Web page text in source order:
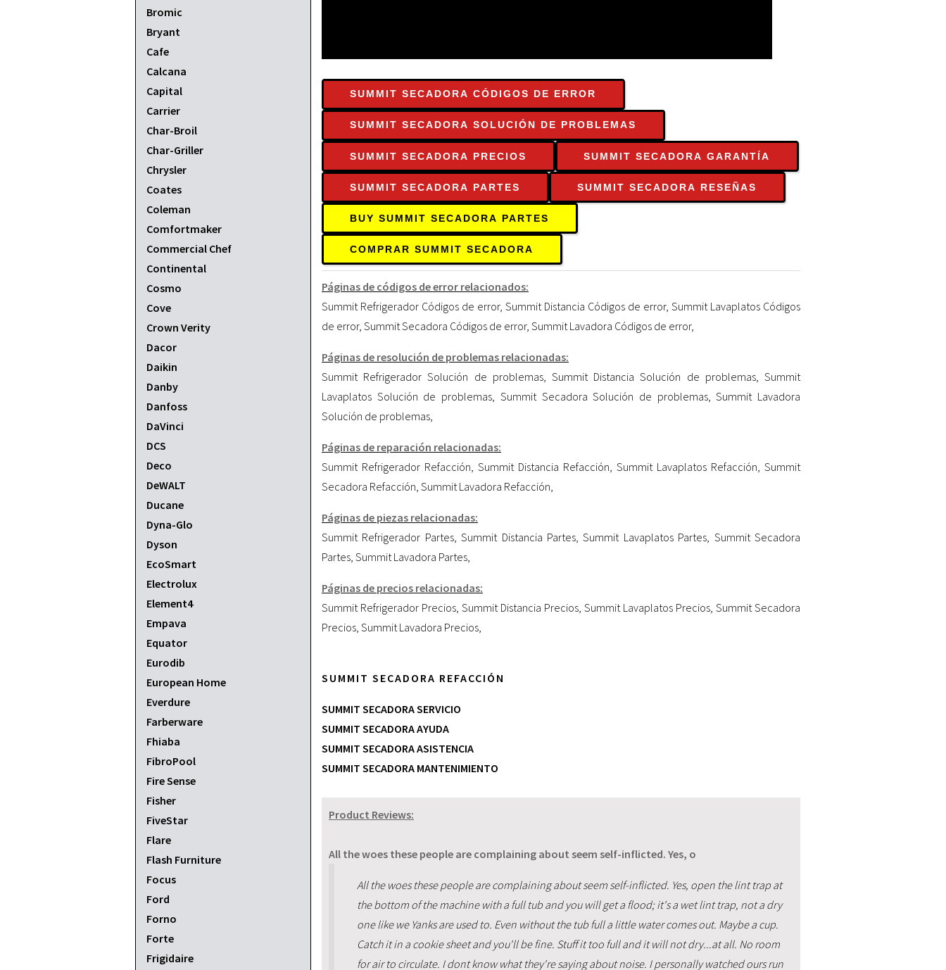
Bromic
Bryant
Cafe
Calcana
Capital
Carrier
Char-Broil
Char-Griller
Chrysler
Coates
Coleman
Comfortmaker
Commercial Chef
Continental
Cosmo
Cove
Crown Verity
Dacor
Daikin
Danby
Danfoss
DaVinci
DCS
Deco
DeWALT
Ducane
Dyna-Glo
Dyson
EcoSmart
Electrolux
Element4
Empava
Equator
Eurodib
European Home
Everdure
Farberware
Fhiaba
FibroPool
Fire Sense
Fisher
FiveStar
Flare
Flash Furniture
Focus
Ford
Forno
Forte
Frigidaire
SUMMIT SECADORA CÓDIGOS DE ERROR
SUMMIT SECADORA SOLUCIÓN DE PROBLEMAS
SUMMIT SECADORA PRECIOS SUMMIT SECADORA GARANTÍA
SUMMIT SECADORA PARTES SUMMIT SECADORA RESEÑAS
BUY SUMMIT SECADORA PARTES
COMPRAR SUMMIT SECADORA
Páginas de códigos de error relacionados:
Summit Refrigerador Códigos de error, Summit Distancia Códigos de error, Summit Lavaplatos Códigos
de error, Summit Secadora Códigos de error, Summit Lavadora Códigos de error,
Páginas de resolución de problemas relacionadas:
Summit Refrigerador Solución de problemas,Summit Distancia Solución de problemas,Summit
Lavaplatos Solución de problemas, Summit Secadora Solución de problemas,Summit Lavadora
Solución de problemas,
Páginas de reparación relacionadas:
Summit Refrigerador Refacción, Summit Distancia Refacción, Summit Lavaplatos Refacción, Summit
Secadora Refacción, Summit Lavadora Refacción,
Páginas de piezas relacionadas:
Summit Refrigerador Partes,Summit Distancia Partes,Summit Lavaplatos Partes, Summit Secadora
Partes, Summit Lavadora Partes,
Páginas de precios relacionadas:
Summit Refrigerador Precios, Summit Distancia Precios, Summit Lavaplatos Precios, Summit Secadora
Precios, Summit Lavadora Precios,
SUMMIT SECADORA REFACCIÓN
SUMMIT SECADORA SERVICIO
SUMMIT SECADORA AYUDA
SUMMIT SECADORA ASISTENCIA
SUMMIT SECADORA MANTENIMIENTO
Product Reviews:
All the woes these people are complaining about seem self-inflicted. Yes, o
All the woes these people are complaining about seem self-inflicted. Yes, open the lint trap at
the bottom of the machine with a full tub and you will get a flood; it's a wet lint trap, not a dry
one like we Yanks are used to. Even without the tub full a little water comes out. Maybe a cup.
Catch it in a cookie sheet and you'll be fine. Stuff it too full and it will not dry...at all. No room
for air to circulate. I dont know what they're saying about noise. I personally watched ours run